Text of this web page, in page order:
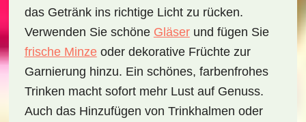
das Getränk ins richtige Licht zu rücken.
Verwenden Sie schöne Gläserund fügen Sie
frische Minzeoder dekorative Früchte zur
Garnierung hinzu. Ein schönes, farbenfrohes
Trinken macht sofort mehr Lust auf Genuss.
Auch das Hinzufügen von Trinkhalmen oder